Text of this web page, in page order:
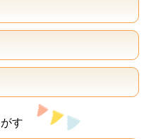
す